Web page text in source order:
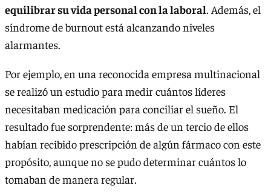
equilibrar su vida personal con la laboral. Además, el
síndrome de burnout está alcanzando niveles
alarmantes.
Por ejemplo, en una reconocida empresa multinacional
se realizó un estudio para medir cuántos líderes
necesitaban medicación para conciliar el sueño. El
resultado fue sorprendente: más de un tercio de ellos
habían recibido prescripción de algún fármaco con este
propósito, aunque no se pudo determinar cuántos lo
tomaban de manera regular.